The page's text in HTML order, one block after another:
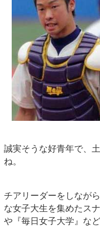
誠実そうな好青年で、
ね。
チアリーダーをしなが
な女子大生を集めたス
や『毎日女子大学』な